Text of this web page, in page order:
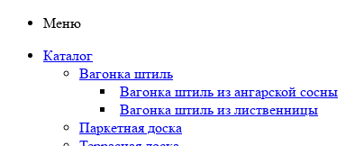
Меню
Каталог
Вагонка штиль
Вагонка штиль из ангарской сосны
Вагонка штиль из лиственницы
Паркетная доска